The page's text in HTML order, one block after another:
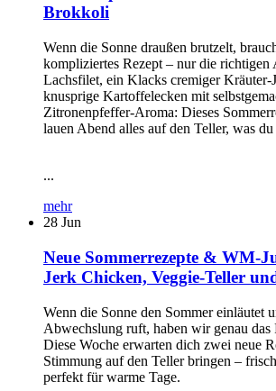
Brokkoli
Wenn die Sonne draußen brutzelt,
kompliziertes Rezept – nur die richtigen
Lachsfilet, ein Klacks cremiger Kräuter-
knusprige Kartoffelecken mit
Zitronenpfeffer-Aroma: Dieses
lauen Abend alles auf den Teller, was du
...
mehr
28 Jun
Neue Sommerrezepte & WM-
Jerk Chicken, Veggie-Teller
Wenn die Sonne den Sommer einläutet
Abwechslung ruft, haben wir genau
Diese Woche erwarten dich zwei neue
Stimmung auf den Teller bringen –
perfekt für warme Tage.